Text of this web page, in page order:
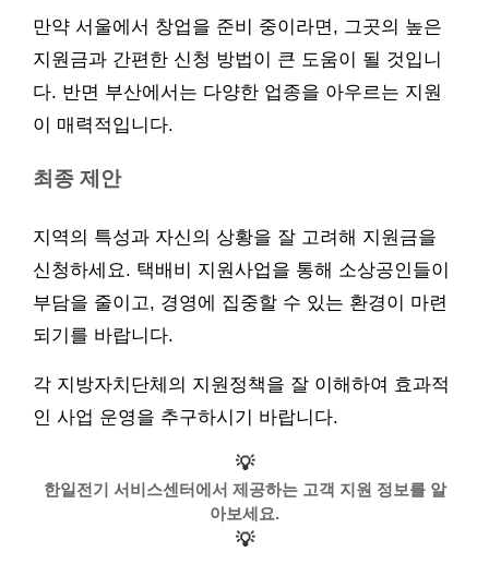
만약 서울에서 창업을 준비 중이라면, 그곳의 높은
지원금과 간편한 신청 방법이 큰 도움이 될 것입니
다. 반면 부산에서는 다양한 업종을 아우르는 지원
이 매력적입니다.
최종 제안
지역의 특성과 자신의 상황을 잘 고려해 지원금을
신청하세요. 택배비 지원사업을 통해 소상공인들이
부담을 줄이고, 경영에 집중할 수 있는 환경이 마련
되기를 바랍니다.
각 지방자치단체의 지원정책을 잘 이해하여 효과적
인 사업 운영을 추구하시기 바랍니다.
💡
한일전기 서비스센터에서 제공하는 고객 지원 정보를 알
아보세요.
💡